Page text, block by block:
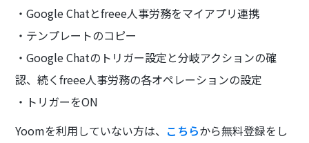
・Google Chatとfreee人事労務をマイアプリ連携
・テンプレートのコピー
・Google Chatのトリガー設定と分岐アクションの確
認、続くfreee人事労務の各オペレーションの設定
・トリガーをON
Yoomを利用していない方は、 こちらから無料登録をし